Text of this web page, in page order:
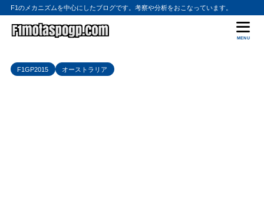
F1のメカニズムを中心にしたブログです。考察や分析をおこなっています。
MENU
F1GP2015 オーストラリア